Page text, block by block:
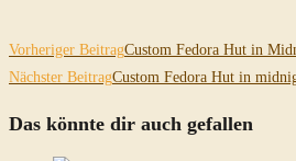
Weitere
Artikel
ansehen
Vorheriger BeitragCustom Fedora Hut in
Nächster BeitragCustom Fedora Hut in
Das könnte dir auch gefallen